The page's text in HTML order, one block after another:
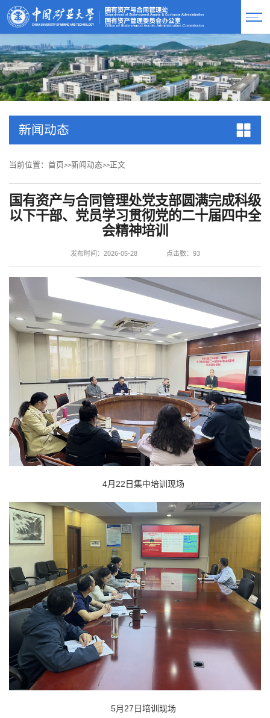
新闻动态
当前位置： 首页>>新闻动态>>正文
国有资产与合同管理处党支部圆满完成科级
以下干部、党员学习贯彻党的二十届四中全
会精神培训
发布时间：2026-05-28 点击数： 93
4月22日集中培训现场
5月27日培训现场